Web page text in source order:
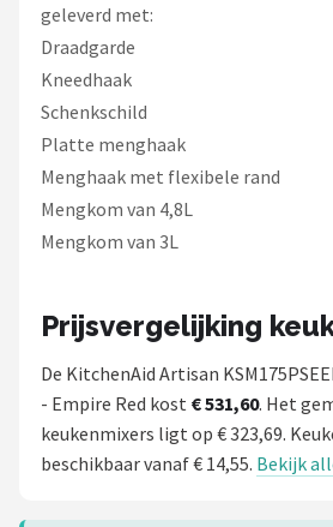
geleverd met:
Draadgarde
Kneedhaak
Schenkschild
Platte menghaak
Menghaak met flexibele rand
Mengkom van 4,8L
Mengkom van 3L
Prijsvergelijking
De KitchenAid Artisan
- Empire Red kost € 531,60. Het
keukenmixers ligt op € 323,69.
beschikbaar vanaf € 14,55. Bekijk